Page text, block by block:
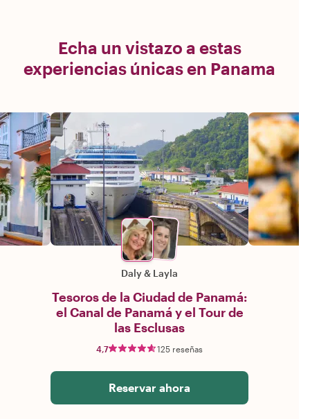
Echa un vistazo a estas
experiencias únicas en Panama
Daly& Layla
Tesoros de la Ciudad de Panamá:
el Canal de Panamá y el Tour de
las Esclusas
4,7 125 reseñas
Reservar ahora